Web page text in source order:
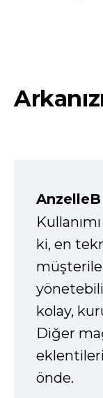
AnzelleB
ki, en
kolay,
Diğer
önde.